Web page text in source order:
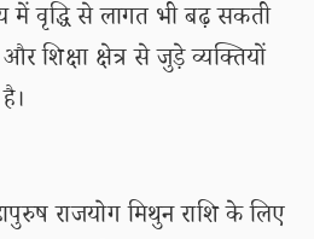
वृद्धि से लागत भी बढ़ सकती
शिक्षा क्षेत्र से जुड़े व्यक्तियों
राजयोग मिथुन राशि के लिए